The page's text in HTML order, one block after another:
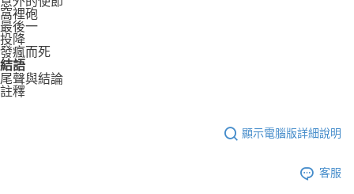
窩裡砲
最後一
投降
發瘋而死
結語
尾聲與結論
註釋
顯示電腦版詳細說明
客服